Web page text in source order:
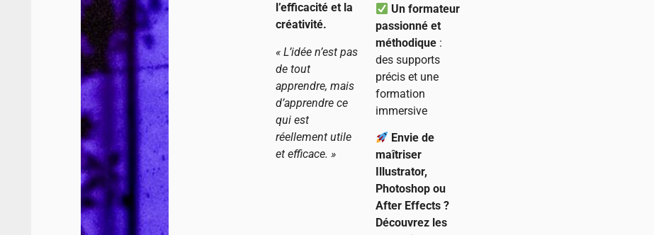
l’efficacité et la
créativité.
« L’idée n’est pas
de tout
apprendre, mais
d’apprendre ce
qui est
réellement utile
et efficace. »
Un formateur
passionné et
méthodique:
des supports
précis et une
formation
immersive
Envie de
maîtriser
Illustrator,
Photoshop ou
After Effects ?
Découvrez les